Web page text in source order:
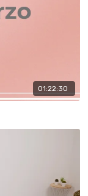
01:22:30